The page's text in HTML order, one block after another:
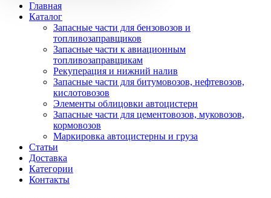
Главная
Каталог
Запасные части для бензовозов и
топливозаправщиков
Запасные части к авиационным
топливозаправщикам
Рекуперация и нижний налив
Запасные части для битумовозов, нефтевозов,
кислотовозов
Элементы облицовки автоцистерн
Запасные части для цементовозов, муковозов,
кормовозов
Маркировка автоцистерны и груза
Статьи
Доставка
Категории
Контакты